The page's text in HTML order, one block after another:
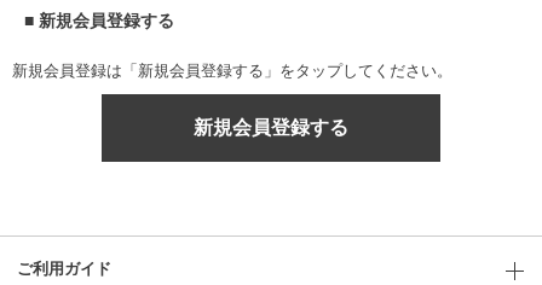
■ 新規会員登録する
新規会員登録は「新規会員登録する」をタップしてください。
新規会員登録する
ご利用ガイド